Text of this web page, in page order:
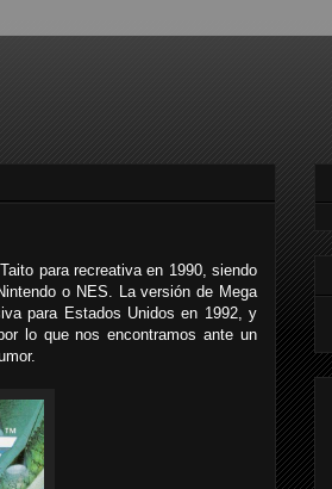
para recreativa en 1990, siendo
o NES. La versión de Mega
para Estados Unidos en 1992, y
lo que nos encontramos ante un